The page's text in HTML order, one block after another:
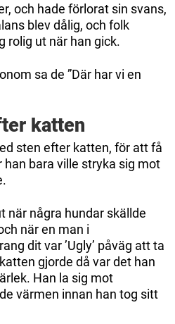
och hade förlorat sin svans,
blev dålig, och folk
rolig ut när han gick.
sa de ”Där har vi en
katten
sten efter katten, för att få
bara ville stryka sig mot
när några hundar skällde
när en man i
dit var ’Ugly’ påväg att ta
gjorde då var det han
Han la sig mot
värmen innan han tog sitt